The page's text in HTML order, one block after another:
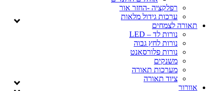
רפלקציה -החזר אור
ערכות גידול מלאות
תאורה לצמחים
נורות לד – LED
נורות לחץ גבוה
נורות פלורסאנט
משנקים
מערכות תאורה
ציוד תאורה
אוורור